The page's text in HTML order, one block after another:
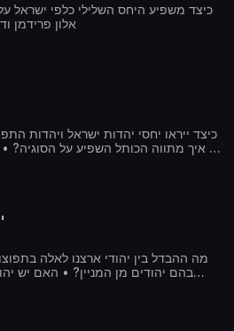
כיצד משפיע היחס השלילי כלפי ישראל
אלון פרידמן
כיצד ייראו יחסי יהדות ישראל ויהדות
• איך מתווה הכותל השפיע על הסוגיה?
מה ההבדל בין יהודי ארצנו לאלה
בהם יהודים מן המניין? • האם יש